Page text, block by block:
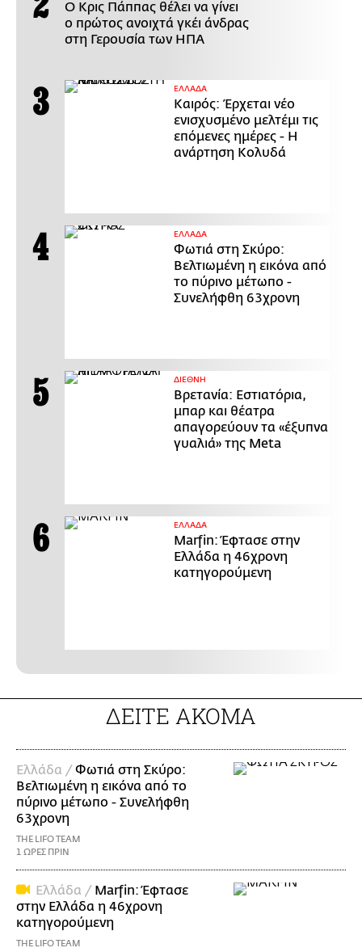
Ο Κρις Πάππας θέλει να γίνει
ο πρώτος ανοιχτά γκέι άνδρας
στη Γερουσία των ΗΠΑ
ΕΛΛΑΔΑ
Καιρός: Έρχεται νέο
ενισχυσμένο μελτέμι τις
επόμενες ημέρες - Η
ανάρτηση Κολυδά
ΕΛΛΑΔΑ
Φωτιά στη Σκύρο:
Βελτιωμένη η εικόνα από
το πύρινο μέτωπο -
Συνελήφθη 63χρονη
ΔΙΕΘΝΗ
Βρετανία: Εστιατόρια,
μπαρ και θέατρα
απαγορεύουν τα «έξυπνα
γυαλιά» της Meta
ΕΛΛΑΔΑ
Marfin: Έφτασε στην
Ελλάδα η 46χρονη
κατηγορούμενη
ΔΕΙΤΕ ΑΚΟΜΑ
Ελλάδα /Φωτιά στη Σκύρο:
Βελτιωμένη η εικόνα από το
πύρινο μέτωπο - Συνελήφθη
63χρονη
THE LIFO TEAM
1 ΩΡΕΣ ΠΡΙΝ
Ελλάδα / Marfin: Έφτασε
στην Ελλάδα η 46χρονη
κατηγορούμενη
THE LIFO TEAM